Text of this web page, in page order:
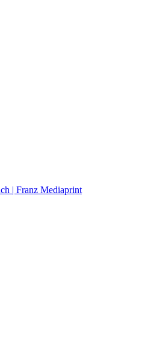
| Franz Mediaprint